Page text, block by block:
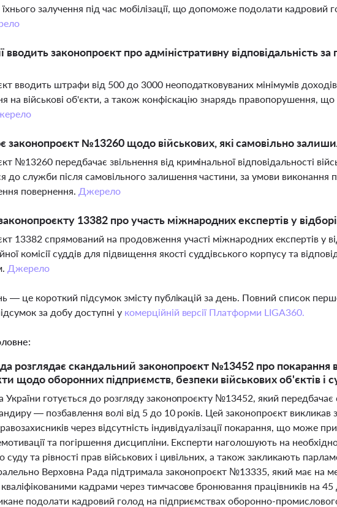
залучення під час мобілізації, що допоможе подолати кадровий
вводить законопроєкт про адміністративну відповідальність
вводить штрафи від 500 до 3000 неоподатковуваних мінімумів
на військові об'єкти, а також конфіскацію знарядь правопорушення, що
законопроєкт №13260 щодо військових, які самовільно
№13260 передбачає звільнення від кримінальної відповідальності
до служби після самовільного залишення частини, за умови виконання
повернення. Джерело
13382 про участь міжнародних експертів у
13382 спрямований на продовження участі міжнародних експертів у
комісії суддів для підвищення якості суддівського корпусу та
Джерело
— це короткий підсумок змісту публікацій за день. Повний список
за добу доступні у комерційній версії Платформи LIGA360.
розглядає скандальний законопроєкт №13452 про покарання
щодо оборонних підприємств, безпеки військових об'єктів і
України готується до розгляду законопроєкту №13452, який передбачає
— позбавлення волі від 5 до 10 років. Цей законопроєкт викликав
через відсутність індивідуалізації покарання, що може
та погіршення дисципліни. Експерти наголошують на
суду та рівності прав військових і цивільних, а також закликають
Верховна Рада підтримала законопроєкт №13335, який має на
кадрами через тимчасове бронювання працівників на 45
подолати кадровий голод на підприємствах оборонно-